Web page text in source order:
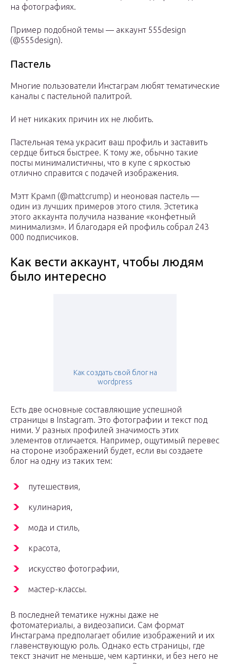
на фотографиях.
Пример подобной темы — аккаунт 555design
(@555design).
Пастель
Многие пользователи Инстаграм любят тематические
каналы с пастельной палитрой.
И нет никаких причин их не любить.
Пастельная тема украсит ваш профиль и заставить
сердце биться быстрее. К тому же, обычно такие
посты минималистичны, что в купе с яркостью
отлично справится с подачей изображения.
Мэтт Крамп (@mattcrump) и неоновая пастель —
один из лучших примеров этого стиля. Эстетика
этого аккаунта получила название «конфетный
минимализм». И благодаря ей профиль собрал 243
000 подписчиков.
Как вести аккаунт, чтобы людям
было интересно
Как создать свой блог на
wordpress
Есть две основные составляющие успешной
страницы в Instagram. Это фотографии и текст под
ними. У разных профилей значимость этих
элементов отличается. Например, ощутимый перевес
на стороне изображений будет, если вы создаете
блог на одну из таких тем:
путешествия,
кулинария,
мода и стиль,
красота,
искусство фотографии,
мастер-классы.
В последней тематике нужны даже не
фотоматериалы, а видеозаписи. Сам формат
Инстаграма предполагает обилие изображений и их
главенствующую роль. Однако есть страницы, где
текст значит не меньше, чем картинки, и без него не